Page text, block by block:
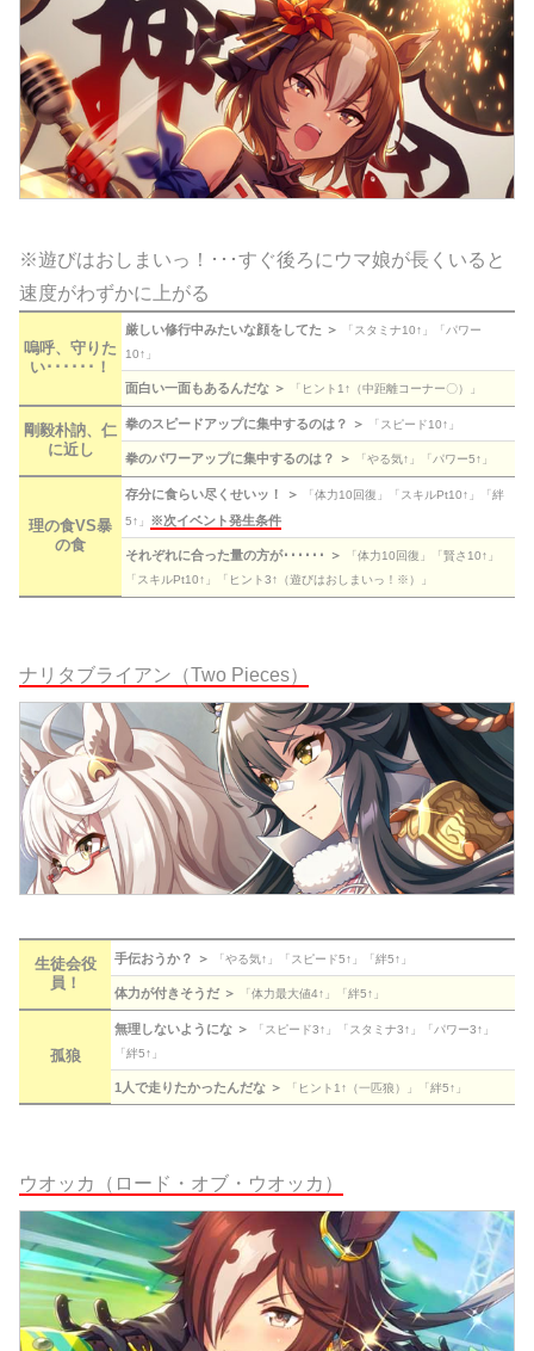
※遊びはおしまいっ！･･･すぐ後ろにウマ娘が長くいると
速度がわずかに上がる
嗚呼、守りた
い･･････！
厳しい修行中みたいな顔をしてた ＞
「スタミナ10↑」「パワー
10↑」
面白い一面もあるんだな ＞ 「ヒント1↑（中距離コーナー〇）」
剛毅朴訥、仁
に近し
拳のスピードアップに集中するのは？ ＞ 「スピード10↑」
拳のパワーアップに集中するのは？ ＞ 「やる気↑」「パワー5↑」
理の食VS暴
の食
存分に食らい尽くせいッ！ ＞
「体力10回復」「スキルPt10↑」「絆
5↑」 ※次イベント発生条件
それぞれに合った量の方が･･････ ＞
「体力10回復」「賢さ10↑」
「スキルPt10↑」「ヒント3↑（遊びはおしまいっ！※）」
ナリタブライアン（Two Pieces）
生徒会役
員！
手伝おうか？ ＞ 「やる気↑」「スピード5↑」「絆5↑」
体力が付きそうだ ＞ 「体力最大値4↑」「絆5↑」
孤狼
無理しないようにな ＞
「スピード3↑」「スタミナ3↑」「パワー3↑」
「絆5↑」
1人で走りたかったんだな ＞ 「ヒント1↑（一匹狼）」「絆5↑」
ウオッカ（ロード・オブ・ウオッカ）